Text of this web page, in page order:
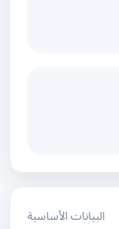
البيانات الأساسية